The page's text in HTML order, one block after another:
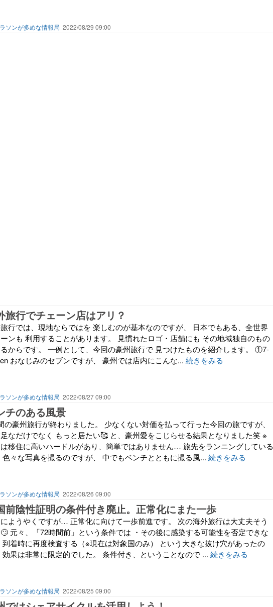
ソンが多めな情報局 2022/08/29 09:00
旅行でチェーン店はアリ？
行では、現地ならではを 楽しむのが基本なのですが、 日本でもある、全世界
ンも 利用することがあります。 見慣れたロゴ・店舗にも その地域独自のもの
からです。 一例として、今回の豪州旅行で 見つけたものを紹介します。 ①7-
おなじみのセブンですが、 豪州では店内にこんな... 続きをみる
ソンが多めな情報局 2022/08/27 09:00
チのある風景
の豪州旅行が終わりました。 少なくない対価を払って行った今回の旅ですが、
なだけでなく もっと居たい🥰 と、豪州愛をこじらせる結果となりました笑 ※
移住に高いハードルがあり、簡単ではありません… 旅先をランニングしている
色々な写真を撮るのですが、 中でもベンチとともに撮る風... 続きをみる
ソンが多めな情報局 2022/08/26 09:00
前陰性証明の条件付き廃止。正常化にまた一歩
ようやくですが… 正常化に向けて一歩前進です。 次の海外旅行は大丈夫そう
元々、「72時間前」という条件では ・その後に感染する可能性を否定できな
到着時に再度検査する（※現在は対象国のみ） という大きな抜け穴があったの
効果は非常に限定的でした。 条件付き、ということなので ... 続きをみる
ソンが多めな情報局 2022/08/25 09:00